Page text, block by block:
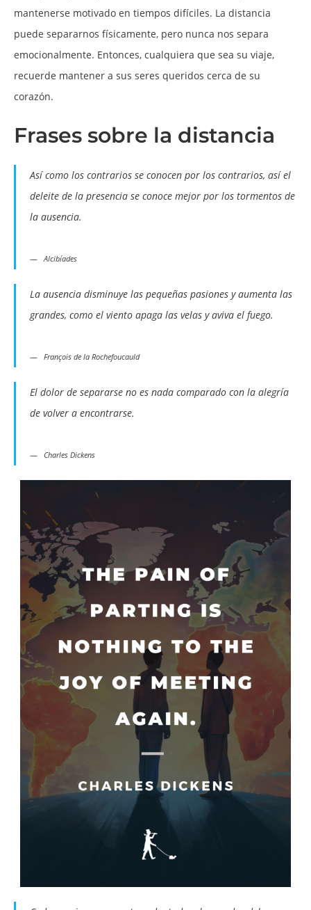
mantenerse motivado en tiempos difíciles. La distancia
puede separarnos físicamente, pero nunca nos separa
emocionalmente. Entonces, cualquiera que sea su viaje,
recuerde mantener a sus seres queridos cerca de su
corazón.
Frases sobre la distancia
Así como los contrarios se conocen por los contrarios, así el
deleite de la presencia se conoce mejor por los tormentos de
la ausencia.
Alcibíades
La ausencia disminuye las pequeñas pasiones y aumenta las
grandes, como el viento apaga las velas y aviva el fuego.
François de la Rochefoucauld
El dolor de separarse no es nada comparado con la alegría
de volver a encontrarse.
Charles Dickens